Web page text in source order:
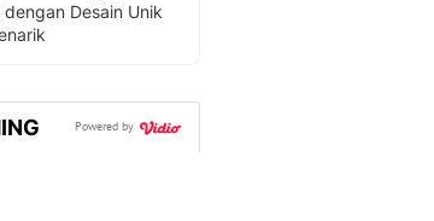
dengan Desain Unik
Powered by